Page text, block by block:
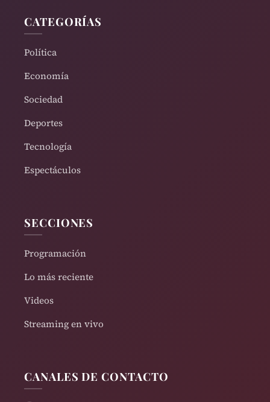
CATEGORÍAS
Política
Economía
Sociedad
Deportes
Tecnología
Espectáculos
SECCIONES
Programación
Lo más reciente
Videos
Streaming en vivo
CANALES DE CONTACTO